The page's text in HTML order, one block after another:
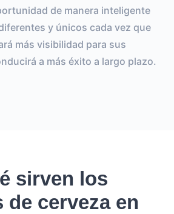
de manera inteligente
y únicos cada vez que
más visibilidad para sus
a más éxito a largo plazo.
sirven los
de cerveza en